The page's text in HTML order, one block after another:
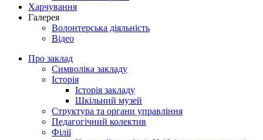
Харчування
Галерея
Волонтерська діяльність
Відео
Про заклад
Символіка закладу
Історія
Історія закладу
Шкільний музей
Структура та органи управління
Педагогічний колектив
Філії